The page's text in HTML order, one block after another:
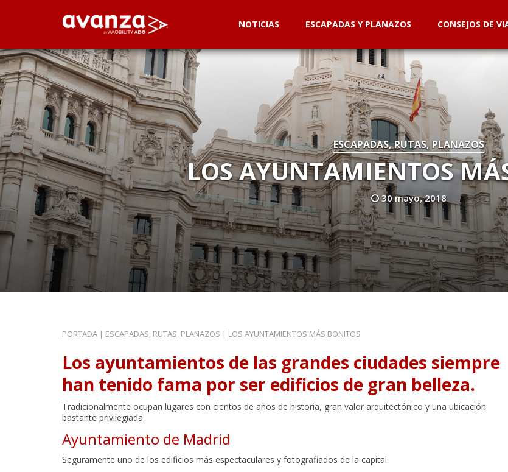
NOTICIAS ESCAPADAS Y PLANAZOS CONSEJOS DE
ESCAPADAS, RUTAS, PLANAZOS
LOS AYUNTAMIENTOS
30 mayo, 2018
PORTADA | ESCAPADAS, RUTAS, PLANAZOS | LOS AYUNTAMIENTOS MÁS BONITOS
Los ayuntamientos de las grandes ciudades siempre
han tenido fama por ser edificios de gran belleza.
Tradicionalmente ocupan lugares con cientos de años de historia, gran valor arquitectónico y una ubicación
bastante privilegiada.
Ayuntamiento de Madrid
Seguramente uno de los edificios más espectaculares y fotografiados de la capital.